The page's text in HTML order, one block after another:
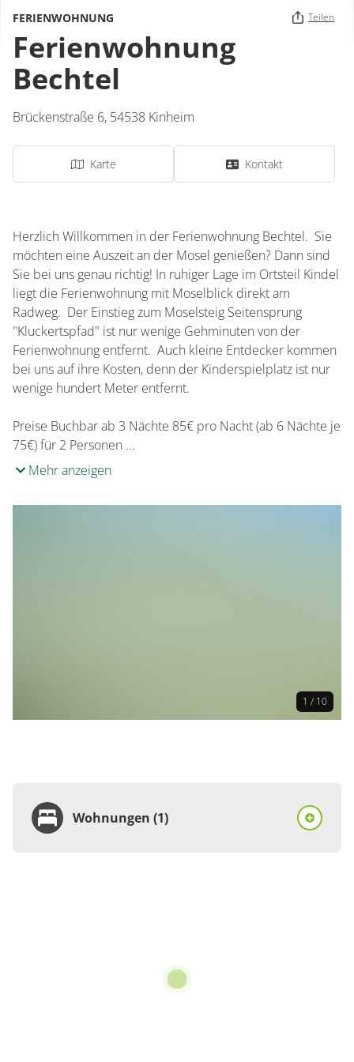
FERIENWOHNUNG Teilen
Ferienwohnung
Bechtel
Brückenstraße 6, 54538 Kinheim
Karte Kontakt
Herzlich Willkommen in der Ferienwohnung Bechtel. Sie
möchten eine Auszeit an der Mosel genießen? Dann sind
Sie bei uns genau richtig! In ruhiger Lage im Ortsteil Kindel
liegt die Ferienwohnung mit Moselblick direkt am
Radweg. Der Einstieg zum Moselsteig Seitensprung
"Kluckertspfad" ist nur wenige Gehminuten von der
Ferienwohnung entfernt. Auch kleine Entdecker kommen
bei uns auf ihre Kosten, denn der Kinderspielplatz ist nur
wenige hundert Meter entfernt.
Preise Buchbar ab 3 Nächte 85€ pro Nacht (ab 6 Nächte je
75€) für 2 Personen …
Mehr anzeigen
1 / 10
Wohnungen (1)
pro Einheit/Nacht